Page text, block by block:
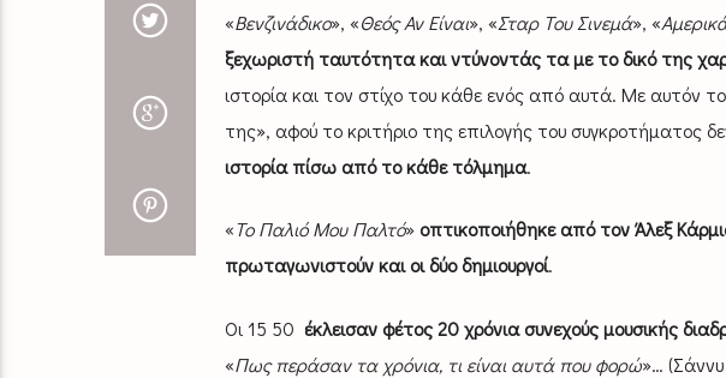
«Βενζινάδικο», «Θεός Αν Είναι», «Σταρ Του Σινεμά», «
ξεχωριστή ταυτότητα και ντύνοντάς τα με το δικό της
ιστορία και τον στίχο του κάθε ενός από αυτά. Με αυτόν
της», αφού το κριτήριο της επιλογής του συγκροτήματος
ιστορία πίσω από το κάθε τόλμημα.
«Το Παλιό Μου Παλτό»οπτικοποιήθηκε από τον Άλεξ
πρωταγωνιστούν και οι δύο δημιουργοί.
Οι 15 50 έκλεισαν φέτος 20 χρόνια συνεχούς μουσικής
«Πως περάσαν τα χρόνια, τι είναι αυτά που φορώ»…